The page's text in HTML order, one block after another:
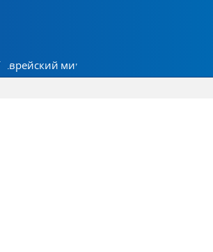
Еврейский мир